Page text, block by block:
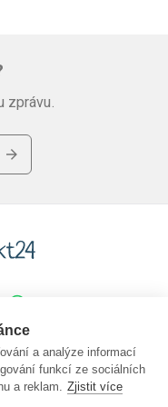
regulátory.
Epsilon LiFePO4 s
150Ah) (zde
Hymer z
LTE/WLAN
anténou (ideální
zprávu.
Právní
GTC
Ochrana údajů
a analýze informací
funkcí ze sociálních
a reklam. Zjistit více